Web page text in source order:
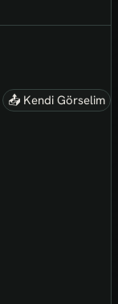
📤 Kendi Görselim